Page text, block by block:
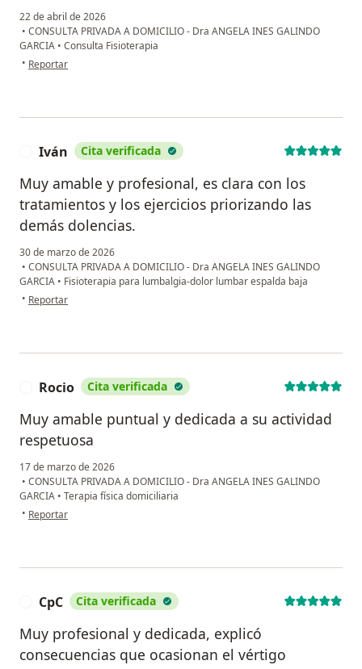
22 de abril de 2026
• CONSULTA PRIVADA A DOMICILIO - Dra ANGELA INES GALINDO
GARCIA • Consulta Fisioterapia
• en opinión del usuario Lizeth
Reportar
Iván Cita verificada
Muy amable y profesional, es clara con los
tratamientos y los ejercicios priorizando las
demás dolencias.
30 de marzo de 2026
• CONSULTA PRIVADA A DOMICILIO - Dra ANGELA INES GALINDO
GARCIA • Fisioterapia para lumbalgia-dolor lumbar espalda baja
• en opinión del usuario Iván
Reportar
Rocio Cita verificada
Muy amable puntual y dedicada a su actividad
respetuosa
17 de marzo de 2026
• CONSULTA PRIVADA A DOMICILIO - Dra ANGELA INES GALINDO
GARCIA • Terapia física domiciliaria
• en opinión del usuario Rocio
Reportar
CpC Cita verificada
Muy profesional y dedicada, explicó
consecuencias que ocasionan el vértigo